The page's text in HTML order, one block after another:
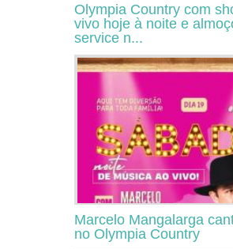
Olympia Country com
vivo hoje à noite e
service n...
Marcelo Mangalarga
no Olympia Country